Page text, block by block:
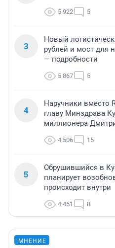
5 922 5
3
Новый
рублей и мост для
— подробности
5 867 5
4
Наручники вместо
главу Минздрава
миллионера
4 506 15
5
Обрушившийся в
планирует
происходит внутри
4 451 8
МНЕНИЕ